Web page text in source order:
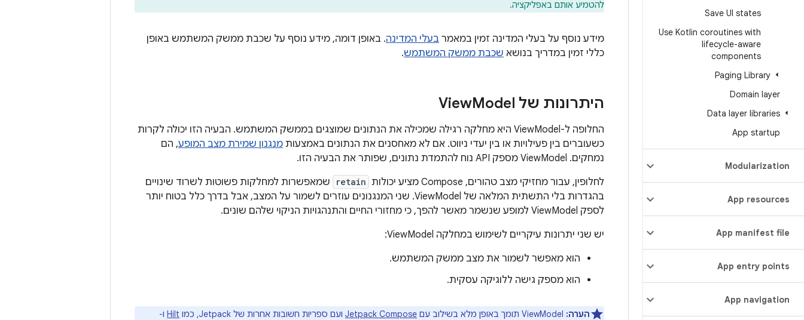
Save UI states
Use Kotlin coroutines with
lifecycle-aware
components
Paging Library
Domain layer
Data layer libraries
App startup
Modularization
App resources
App manifest file
App entry points
App navigation
להטמיע אותם באפליקציה.
מידע נוסף על בעלי המדינה זמין במאמר בעלי המדינה. באופן דומה, מידע נוסף על שכבת ממשק המשתמש באופן
כללי זמין במדריך בנושא שכבת ממשק המשתמש.
היתרונות של View Model
החלופה ל-ViewModel היא מחלקה רגילה שמכילה את הנתונים שמוצגים בממשק המשתמש. הבעיה הזו יכולה לקרות
כשעוברים בין פעילויות או בין יעדי ניווט. אם לא מאחסנים את הנתונים באמצעות מנגנון שמירת מצב המופע, הם
נמחקים. ‫ViewModel מספק API נוח להתמדת נתונים, שפותר את הבעיה הזו.
לחלופין, עבור מחזיקי מצב טהורים, Compose מציע יכולות
retain
שמאפשרות למחלקות פשוטות לשרוד שינויים
בהגדרות בלי התשתית המלאה של ViewModel. שני המנגנונים עוזרים לשמור על המצב, אבל בדרך כלל בטוח יותר
לספק ViewModel למופע שנשמר מאשר להפך, כי מחזורי החיים והתנהגויות הניקוי שלהם שונים.
יש שני יתרונות עיקריים לשימוש במחלקה ViewModel:
הוא מאפשר לשמור את מצב ממשק המשתמש.
הוא מספק גישה ללוגיקה עסקית.
הערה: Jetpack Compose ועם ספריות חשובות אחרות של Jetpack, כמו Hilt ו-